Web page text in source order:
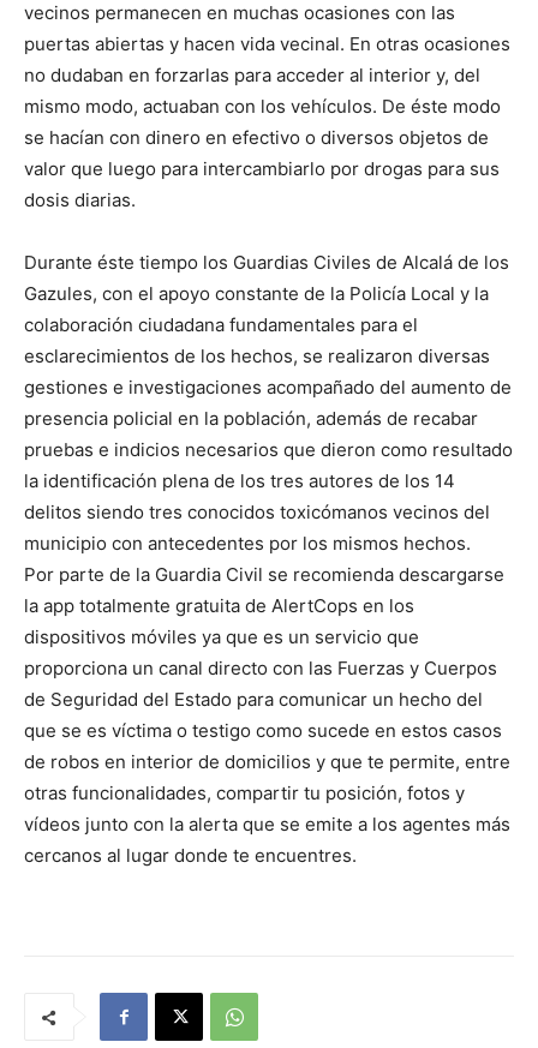
vecinos permanecen en muchas ocasiones con las
puertas abiertas y hacen vida vecinal. En otras ocasiones
no dudaban en forzarlas para acceder al interior y, del
mismo modo, actuaban con los vehículos. De éste modo
se hacían con dinero en efectivo o diversos objetos de
valor que luego para intercambiarlo por drogas para sus
dosis diarias.
Durante éste tiempo los Guardias Civiles de Alcalá de los
Gazules, con el apoyo constante de la Policía Local y la
colaboración ciudadana fundamentales para el
esclarecimientos de los hechos, se realizaron diversas
gestiones e investigaciones acompañado del aumento de
presencia policial en la población, además de recabar
pruebas e indicios necesarios que dieron como resultado
la identificación plena de los tres autores de los 14
delitos siendo tres conocidos toxicómanos vecinos del
municipio con antecedentes por los mismos hechos.
Por parte de la Guardia Civil se recomienda descargarse
la app totalmente gratuita de AlertCops en los
dispositivos móviles ya que es un servicio que
proporciona un canal directo con las Fuerzas y Cuerpos
de Seguridad del Estado para comunicar un hecho del
que se es víctima o testigo como sucede en estos casos
de robos en interior de domicilios y que te permite, entre
otras funcionalidades, compartir tu posición, fotos y
vídeos junto con la alerta que se emite a los agentes más
cercanos al lugar donde te encuentres.